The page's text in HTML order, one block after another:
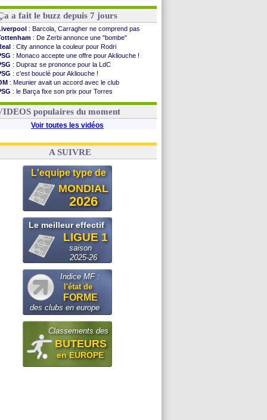
a fait le buzz depuis 7 jours
: Barcola, Carragher ne comprend pas
: De Zerbi annonce une "bombe"
: City annonce la couleur pour Rodri
: Monaco accepte une offre pour Akliouche !
: Dupraz se prononce pour la LdC
: c'est bouclé pour Akliouche !
: Meunier avait un accord avec le club
: le Barça fixe son prix pour Torres
: Infantino sollicite Trump
populaires du moment
Voir toutes les vidéos
A SUIVRE
L'equipe type de
MONDIAL
2026
Le meilleur effectif
LIGUE 1
saison
2025-26
Indice MF :
l'état de
FORME
des clubs en europe
Classements des
BUTEURS
en EUROPE